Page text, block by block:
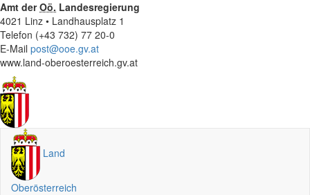
Amt derOö. Landesregierung
4021 Linz • Landhausplatz 1
Telefon (+43 732) 77 20-0
E-Mail post@ooe.gv.at
www.land-oberoesterreich.gv.at
Land
Oberösterreich